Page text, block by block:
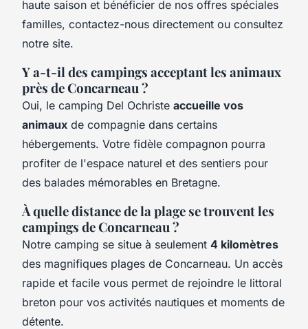
haute saison et bénéficier de nos offres spéciales
familles, contactez-nous directement ou consultez
notre site.
Y a-t-il des campings acceptant les animaux
près de Concarneau ?
Oui, le camping Del Ochriste accueille vos
animaux de compagnie dans certains
hébergements. Votre fidèle compagnon pourra
profiter de l'espace naturel et des sentiers pour
des balades mémorables en Bretagne.
À quelle distance de la plage se trouvent les
campings de Concarneau ?
Notre camping se situe à seulement 4 kilomètres
des magnifiques plages de Concarneau. Un accès
rapide et facile vous permet de rejoindre le littoral
breton pour vos activités nautiques et moments de
détente.